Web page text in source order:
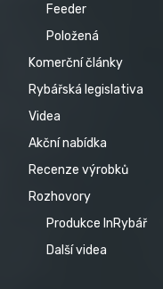
Feeder
Položená
Komerční články
Rybářská legislativa
Videa
Akční nabídka
Recenze výrobků
Rozhovory
Produkce InRybář
Další videa